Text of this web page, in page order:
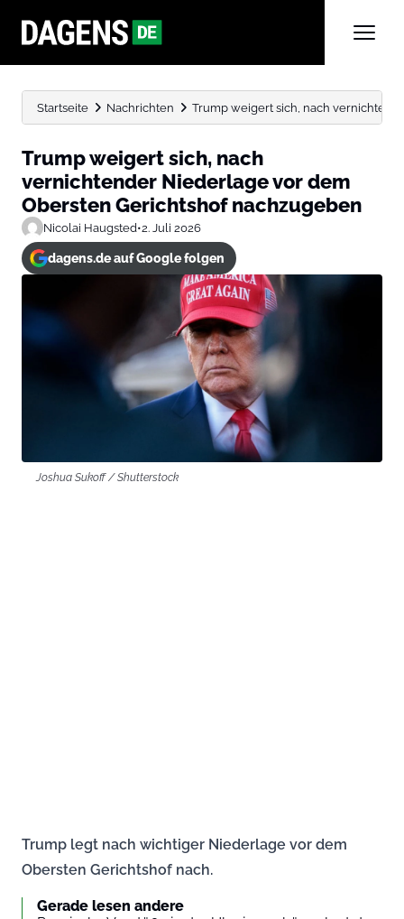
Startseite Nachrichten Trump weigert sich, nach
Trump weigert sich, nach
vernichtender Niederlage vor dem
Obersten Gerichtshof nachzugeben
Nicolai Haugsted•2. Juli 2026
dagens.de auf Google folgen
Joshua Sukoff / Shutterstock
Trump legt nach wichtiger Niederlage vor dem
Obersten Gerichtshof nach.
Gerade lesen andere